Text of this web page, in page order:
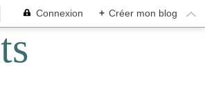
Connexion + Créer mon blog